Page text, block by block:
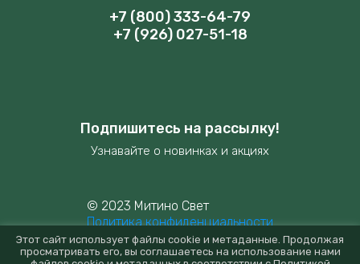
© 2023 Митино Свет
Политика конфиденциальности
+7 (800) 333-64-79
+7 (926) 027-51-18
Подпишитесь на рассылку!
Узнавайте о новинках и акциях
Этот сайт использует файлы cookie и метаданные. Продолжая
просматривать его, вы соглашаетесь на использование нами